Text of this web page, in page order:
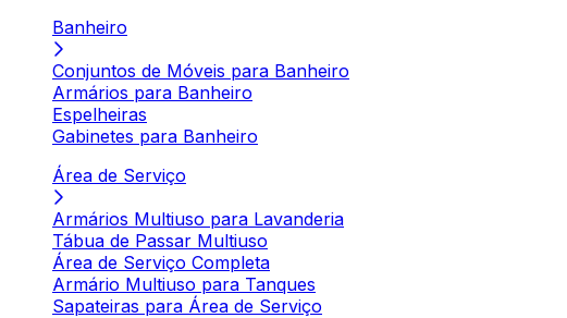
Banheiro
Conjuntos de Móveis para Banheiro
Armários para Banheiro
Espelheiras
Gabinetes para Banheiro
Área de Serviço
Armários Multiuso para Lavanderia
Tábua de Passar Multiuso
Área de Serviço Completa
Armário Multiuso para Tanques
Sapateiras para Área de Serviço